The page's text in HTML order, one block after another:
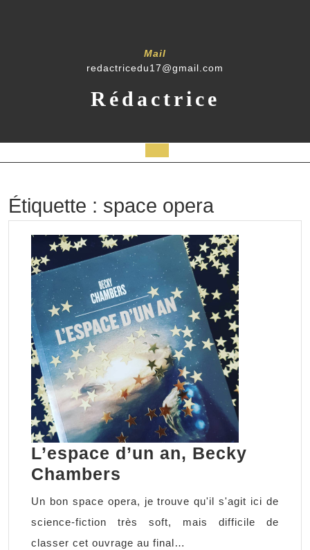
Mail
redactricedu17@gmail.com
Rédactrice
Button
Étiquette : space opera
L’espace d’un an, Becky
Chambers
d’un
an,
Becky
Un bon space opera, je trouve qu'il s'agit ici de
science-fiction très soft, mais difficile de
classer cet ouvrage au final…